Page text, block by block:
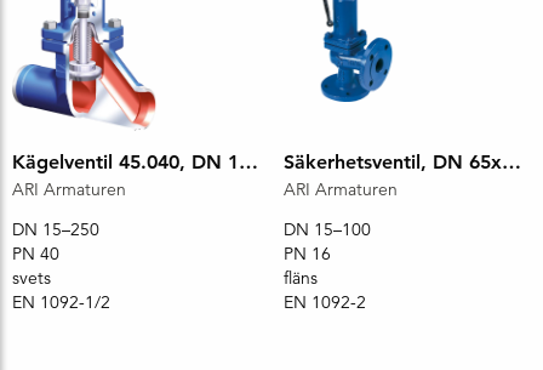
Kägelventil 45.040, DN 15, PN 40
ARI Armaturen
DN 15–250
PN 40
svets
EN 1092-1/2
Säkerhetsventil, DN 65x65, PN 16
ARI Armaturen
DN 15–100
PN 16
fläns
EN 1092-2